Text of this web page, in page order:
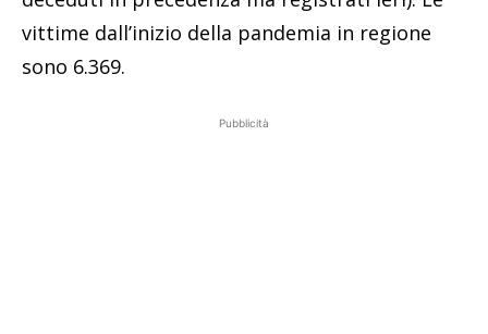
vittime dall’inizio della pandemia in regione
sono 6.369.
Pubblicità